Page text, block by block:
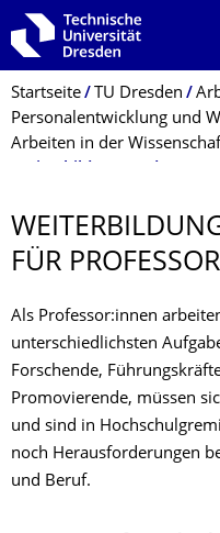
Zur Hauptnavigation springen
Zur Suche springen
Zum Inhalt springen
Breadcrumb-Menü
Startseite TU Dresden
Personalentwicklung und
Arbeiten in der
FÜR
Als Professor:innen
unterschiedlichsten
Forschende,
Promovierende, müssen
und sind in
noch Herausforderungen
und Beruf.